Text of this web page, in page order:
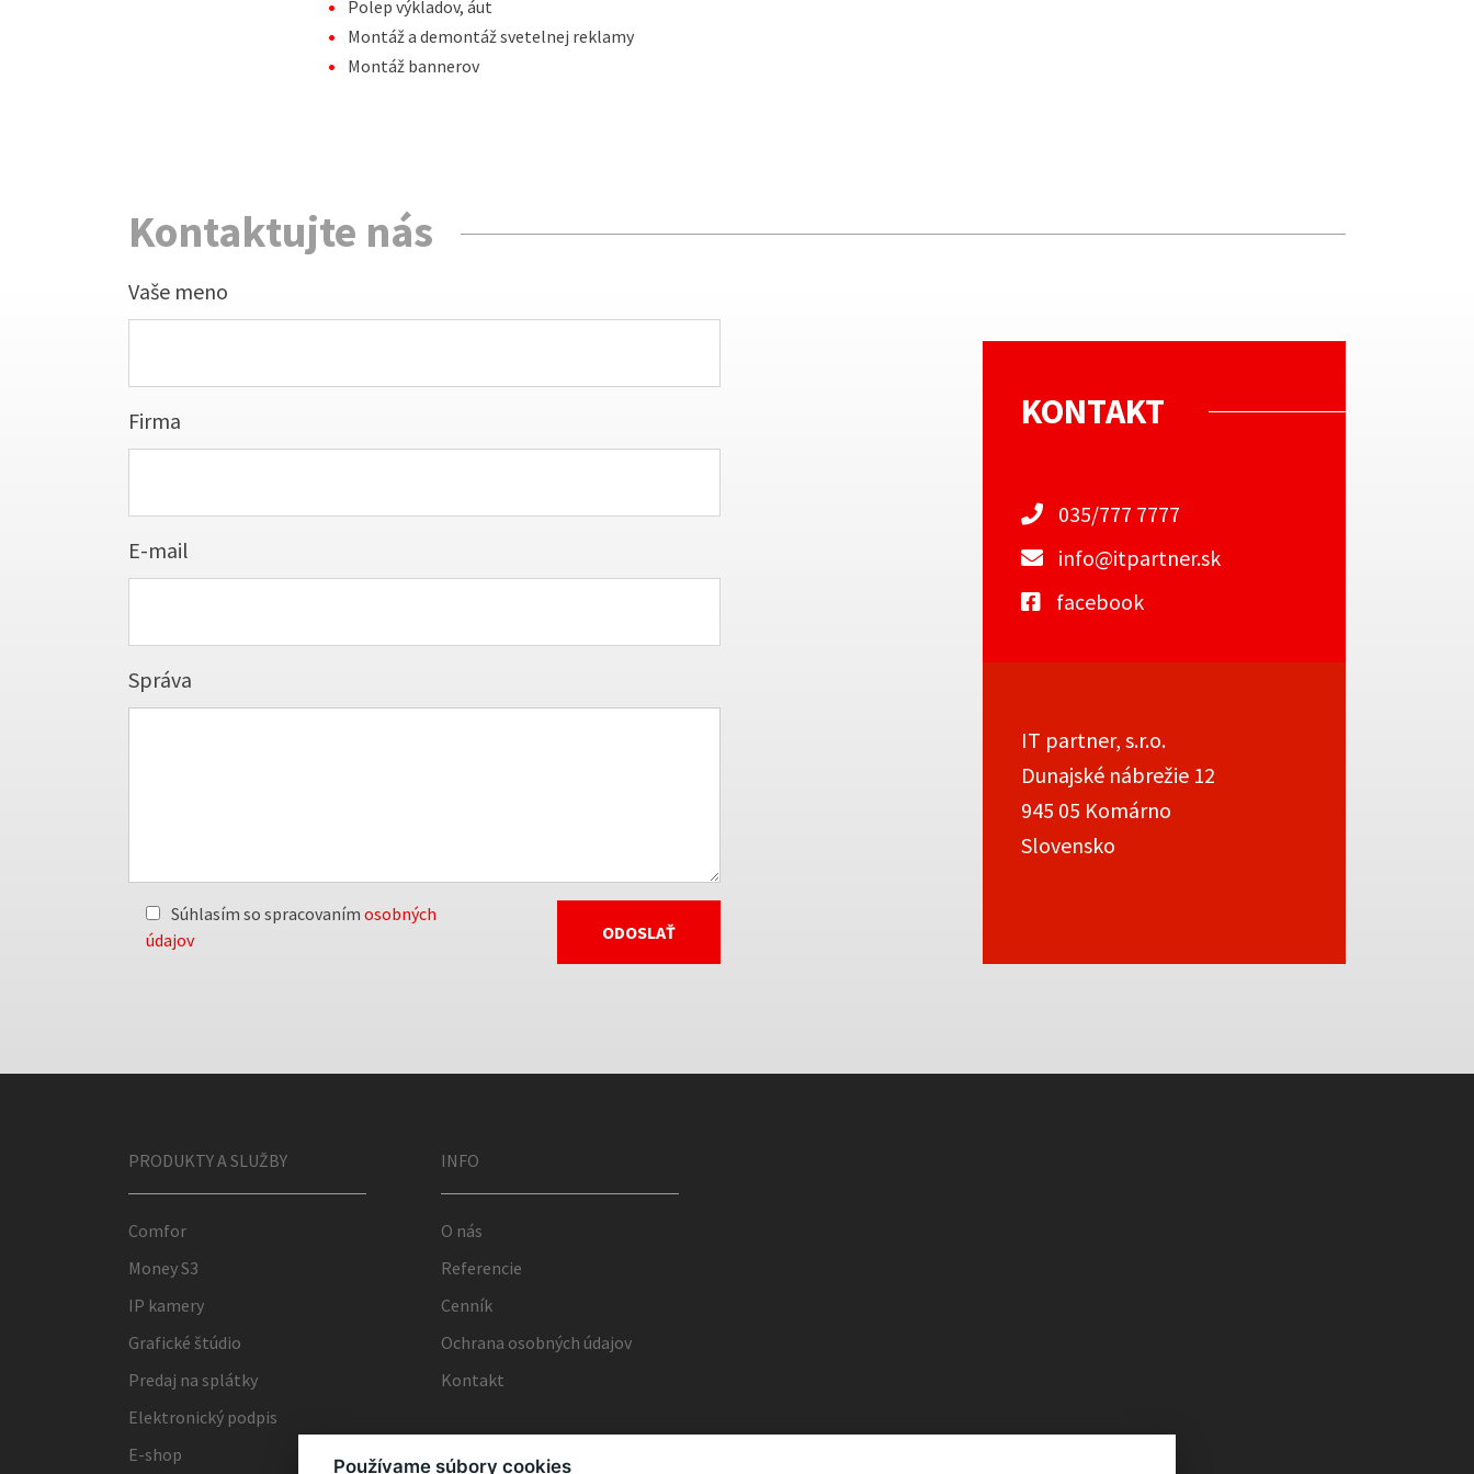
Polep výkladov, áut
Montáž a demontáž svetelnej reklamy
Montáž bannerov
Kontaktujte nás
Vaše meno
Firma
E-mail
Správa
Súhlasím so spracovaním osobných
údajov
KONTAKT
035/777 7777
info@itpartner.sk
facebook
IT partner, s.r.o.
Dunajské nábrežie 12
945 05 Komárno
Slovensko
PRODUKTY A SLUŽBY
Comfor
Money S3
IP kamery
Grafické štúdio
Predaj na splátky
Elektronický podpis
E-shop
INFO
O nás
Referencie
Cenník
Ochrana osobných údajov
Kontakt
Používame súbory cookies